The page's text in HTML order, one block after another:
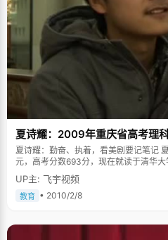
的，过几天又忘了。每次看一个新内容
一个历史人物，我会联想到跟这个人物
物。看到一个英语单词，除了明白这个
单词衍生出来的其他单词，以及跟这个
来就特别慢了"，这样看书，虽然速度
高了学习效率，"基本上看完一遍之后
容也复习到了。" 如此细腻的看书方法，让许美善对课本内容十分熟悉，随便
问一个名词，她都能很快的告诉你该名
爱音乐、爱上网、爱美食 许美善非常喜欢听音乐，尤其是hip-pop风格的歌
曲，是做数学题时候的必点曲风，"我
之外，许美善还很喜欢王菲有些飘逸的
历史书。" 学习累了的时候，许美善就上网跟同学们聊天，说说自己的烦恼和
心事，不过她的msn从来不加陌生人，"
的那种很浪费时间，跟好朋友开门见山
的赛我网，玩些休闲小游戏。" 许美善是朝鲜族女孩，继承了朝鲜族女孩对美
食的热爱，周末的时候，她会在家里试
来，照着图片琢磨，"我做的很好，很多
后就开一个面包店，过香气又休闲的生活。" 许美善很美好的畅想着
夏诗耀：2009年重庆省高考理
夏诗耀：勤奋、执着，看美剧要记笔记 夏诗耀，2009年重庆省高考理科状
元，高考分数693分，现在就读于清华大学经管学院。 夏
的喜爱源自小时候的一段话。还很小的
的，爸爸说，"大概是清华大学吧"。"清
下了根，努力学习的时候就想着清华大
UP主: 飞宇视频
教育 • 2010/2/8